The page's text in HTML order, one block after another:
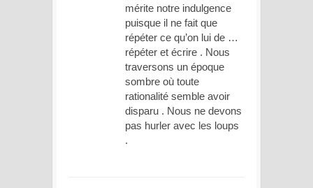
mérite notre indulgence
puisque il ne fait que
répéter ce qu’on lui de …
répéter et écrire . Nous
traversons un époque
sombre où toute
rationalité semble avoir
disparu . Nous ne devons
pas hurler avec les loups
.